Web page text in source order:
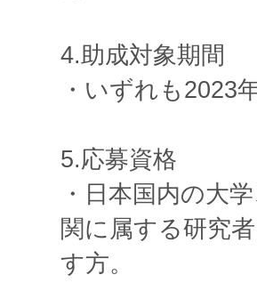
4.助成対象期間
・いずれも2023
5.応募資格
・日本国内の大
関に属する研究
す方。